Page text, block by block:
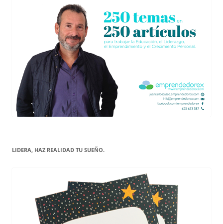
LIDERA, HAZ REALIDAD TU SUEÑO.